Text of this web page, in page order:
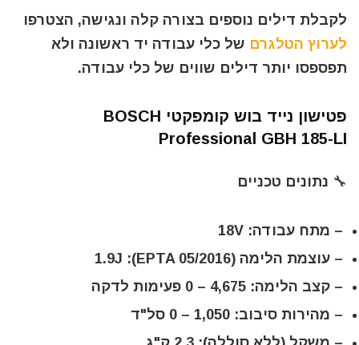
לקבלת דילים נוספים בצורה קלה ונגישה, הצטרפו
לערוץ הטלגרם של כלי עבודה יד ראשונה ולא
תפספסו יותר דילים שווים של כלי עבודה.
פטישון נייד בוש קומפקטי BOSCH
Professional GBH 185-LI
🔧 נתונים טכניים
– מתח עבודה:
– עוצמת הלימה (EPTA 05/2016):
– קצב הלימה:
– מהירות סיבוב: